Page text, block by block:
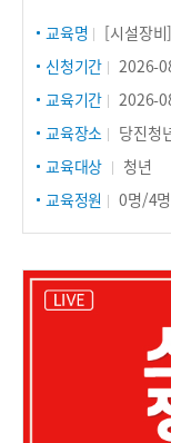
교육명
[시설장
신청기간
2026-
교육기간
2026-
교육장소
당진청
교육대상
청년
교육정원
0명/4명